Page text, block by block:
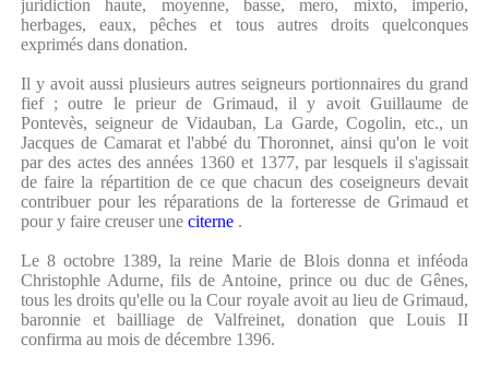
juridiction haute, moyenne, basse, mero, mixto, imperio,
herbages, eaux, pêches et tous autres droits quelconques
exprimés dans donation.
Il y avoit aussi plusieurs autres seigneurs portionnaires du grand
fief ; outre le prieur de Grimaud, il y avoit Guillaume de
Pontevès, seigneur de Vidauban, La Garde, Cogolin, etc., un
Jacques de Camarat et l'abbé du Thoronnet, ainsi qu'on le voit
par des actes des années 1360 et 1377, par lesquels il s'agissait
de faire la répartition de ce que chacun des coseigneurs devait
contribuer pour les réparations de la forteresse de Grimaud et
pour y faire creuser une citerne.
Le 8 octobre 1389, la reine Marie de Blois donna et inféoda
Christophle Adurne, fils de Antoine, prince ou duc de Gênes,
tous les droits qu'elle ou la Cour royale avoit au lieu de Grimaud,
baronnie et bailliage de Valfreinet, donation que Louis II
confirma au mois de décembre 1396.